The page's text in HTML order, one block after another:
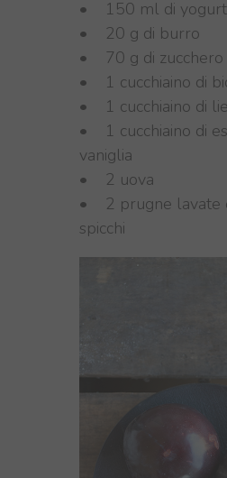
• 150 ml di yogurt
• 20 g di burro
• 70 g di zucchero
• 1 cucchiaino di
• 1 cucchiaino di
• 1 cucchiaino di
vaniglia
• 2 uova
• 2 prugne lavate
spicchi